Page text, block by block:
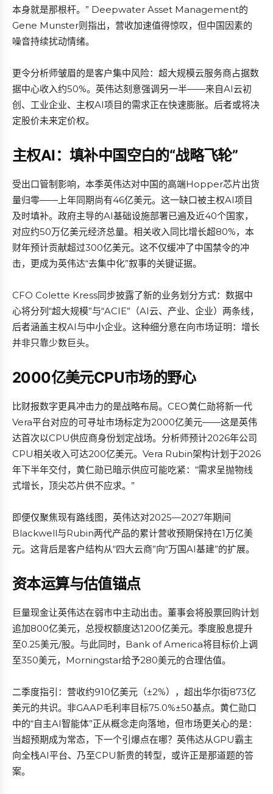
本身就是那根杆。” Deepwater Asset Management的
Gene Munster则指出，营收加速值得惊叹，但中国因素的
噪音持续扰动情绪。
更令分析师皱眉的是客户集中风险：超大规模云服务商占据数
据中心收入约50%。英伟达刻意强调另一半——来自AI云初
创、工业企业、主权AI项目的需求正在快速膨胀。后者或将决
定股价未来定价权。
主权AI：填补中国空白的“战略飞轮”
受出口管制影响，本季英伟达对中国的高端Hopper芯片出货
量归零——上年同期尚有46亿美元。这一缺口被主权AI项目
及时填补。政府主导的AI基础设施部署已遍及近40个国家，
对应约50万亿美元经济总量。相关收入同比增长超80%，本
财年预计贡献超过300亿美元。这不仅缓冲了中国禁令的冲
击，更成为英伟达“去集中化”叙事的关键证据。
CFO Colette Kress同步披露了新的业务划分方式：数据中
心将分列“超大规模”与“ACIE”（AI云、产业、企业）两条线，
后者涵盖主权AI与中小企业。这种细分意在向市场证明：增长
并非只靠少数巨头。
2000亿美元CPU市场的野心
比财报数字更具冲击力的是战略布局。CEO黄仁勋将新一代
Vera平台对应的可寻址市场标定为2000亿美元——这是英伟
达首次以CPU供应商身份划定战场。分析师预计2026年公司
CPU相关收入可达200亿美元。Vera Rubin架构计划于2026
年下半年交付，黄仁勋已暗示供应可能吃紧：“需求呈抛物线
式增长，顶尖芯片供不应求。”
即便仅聚焦现有路线图，英伟达对2025—2027年期间
Blackwell与Rubin两代产品的累计营收预期保持在1万亿美
元。这背后是客户结构从“四大云商”向“万国AI基建”的扩展。
资本运算与估值锚点
巨量现金让英伟达在弱市中主动出击。董事会将股票回购计划
追加800亿美元，总授权额度达1200亿美元。季度股息提升
至0.25美元/股。与此同时，Bank of America将目标价上调
至350美元，Morningstar给予280美元的合理估值。
二季度指引：营收约910亿美元（±2%），超出华尔街873亿
美元的共识。非GAAP毛利率目标75.0%±50基点。黄仁勋口
中的“自主AI智能体”正从概念走向落地，但市场更关心的是：
当超预期成为常态，下一个引爆点在哪？英伟达从GPU霸主
向全栈AI平台、乃至CPU新贵的转型，或许正是那道题的答
案。